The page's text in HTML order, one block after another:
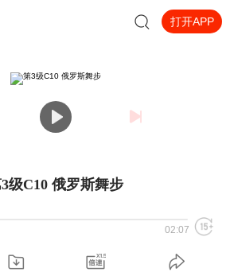
打开APP
级C10 俄罗斯舞步
02:07